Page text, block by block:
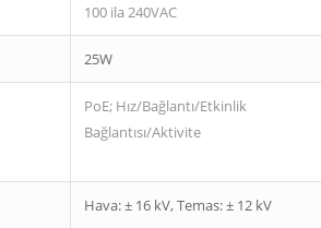
100 ila 240VAC
25W
PoE; Hız/Bağlantı/Etkinlik
Bağlantısı/Aktivite
Hava: ± 16 kV, Temas: ± 12 kV